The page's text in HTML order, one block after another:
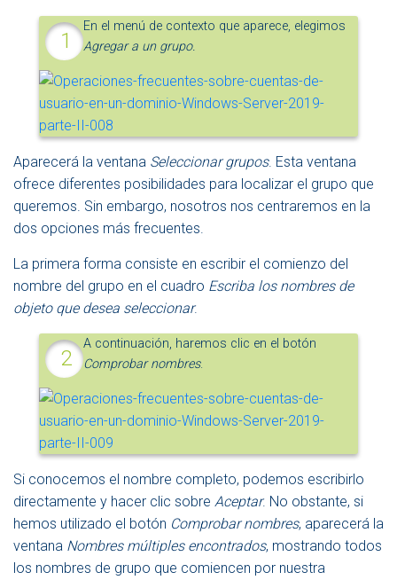
En el menú de contexto que aparece, elegimos
Agregar a un grupo.
Aparecerá la ventana Seleccionar grupos. Esta ventana
ofrece diferentes posibilidades para localizar el grupo que
queremos. Sin embargo, nosotros nos centraremos en la
dos opciones más frecuentes.
La primera forma consiste en escribir el comienzo del
nombre del grupo en el cuadro Escriba los nombres de
objeto que desea seleccionar.
A continuación, haremos clic en el botón
Comprobar nombres.
Si conocemos el nombre completo, podemos escribirlo
directamente y hacer clic sobre Aceptar. No obstante, si
hemos utilizado el botón Comprobar nombres, aparecerá la
ventana Nombres múltiples encontrados, mostrando todos
los nombres de grupo que comiencen por nuestra